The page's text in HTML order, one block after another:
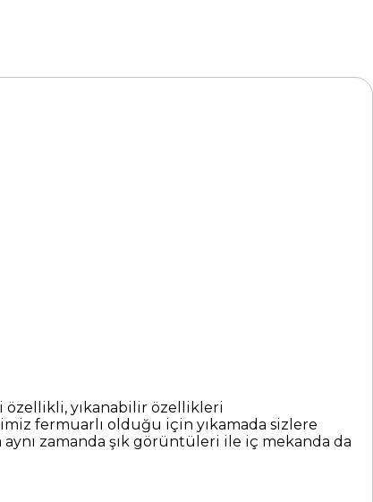
özellikli, yıkanabilir özellikleri
fermuarlı olduğu için yıkamada sizlere
zamanda şık görüntüleri ile iç mekanda da